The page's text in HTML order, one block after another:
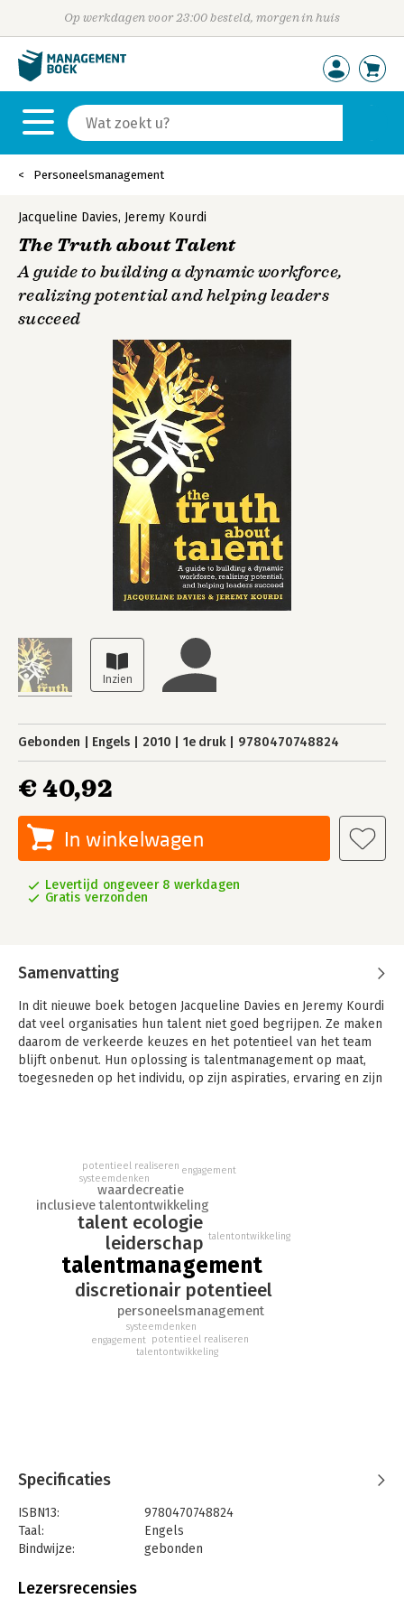
Op werkdagen voor 23:00 besteld, morgen in huis
Personeelsmanagement
Jacqueline Davies, Jeremy Kourdi
The Truth about Talent
A guide to building a dynamic workforce,
realizing potential and helping leaders
succeed
Gebonden Engels 2010 1e druk 9780470748824
€ 40,92
In winkelwagen
Levertijd ongeveer 8 werkdagen
Gratis verzonden
Samenvatting
In dit nieuwe boek betogen Jacqueline Davies en Jeremy Kourdi
dat veel organisaties hun talent niet goed begrijpen. Ze maken
daarom de verkeerde keuzes en het potentieel van het team
blijft onbenut. Hun oplossing is talentmanagement op maat,
toegesneden op het individu, op zijn aspiraties, ervaring en zijn
talentmanagement
leiderschap
discretionair potentieel
talent ecologie
personeelsmanagement
inclusieve talentontwikkeling
waardecreatie
systeemdenken
potentieel realiseren
talentontwikkeling
engagement
systeemdenken
potentieel realiseren
talentontwikkeling
engagement
Specificaties
ISBN13:
9780470748824
Taal:
Engels
Bindwijze:
gebonden
Uitgever:
Lezersrecensies